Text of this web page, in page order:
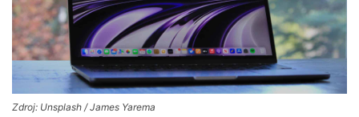
Zdroj: Unsplash / James Yarema